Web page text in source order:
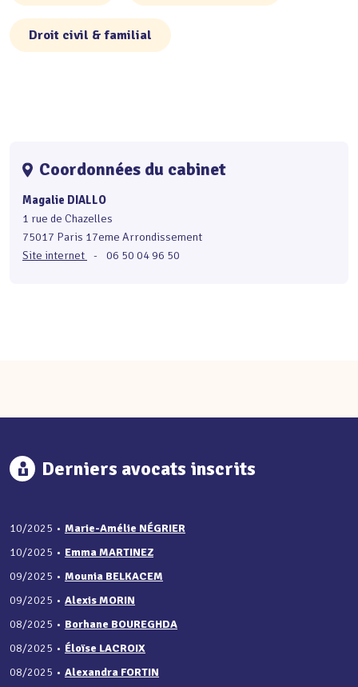
Droit civil & familial
Coordonnées du cabinet
Magalie DIALLO
1 rue de Chazelles
75017 Paris 17eme Arrondissement
Site internet
- 06 50 04 96 50
Derniers avocats inscrits
10/2025 • Marie-Amélie NÉGRIER
10/2025 • Emma MARTINEZ
09/2025 • Mounia BELKACEM
09/2025 • Alexis MORIN
08/2025 • Borhane BOUREGHDA
08/2025 • Éloïse LACROIX
08/2025 • Alexandra FORTIN